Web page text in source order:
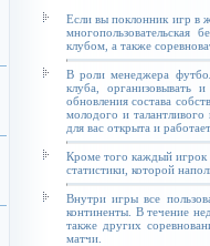
Если вы поклонник игр в
клубом, а также
В роли менеджера
клуба, организовывать
обновления состава
молодого и талантливого
для вас открыта и
Кроме того каждый игрок
статистики, которой
Внутри игры все
континенты. В течение
также других
матчи.